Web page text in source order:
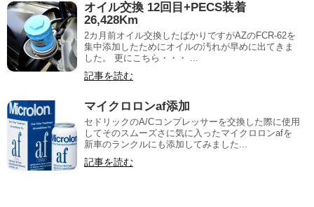
オイル交換 12回目+PECS装着
26,428Km
2カ月前オイル交換したばかりですがAZのFCR-62を
集中添加したためにオイルの汚れが早めに出てきま
した。 更にこちら・・・ ...
記事を読む
マイクロロンaf添加
セドリックのA/Cコンプレッサーを交換した際に使用
してそのスムーズさに気に入ったマイクロロンafを
新車のランクルにも添加してみました...
記事を読む